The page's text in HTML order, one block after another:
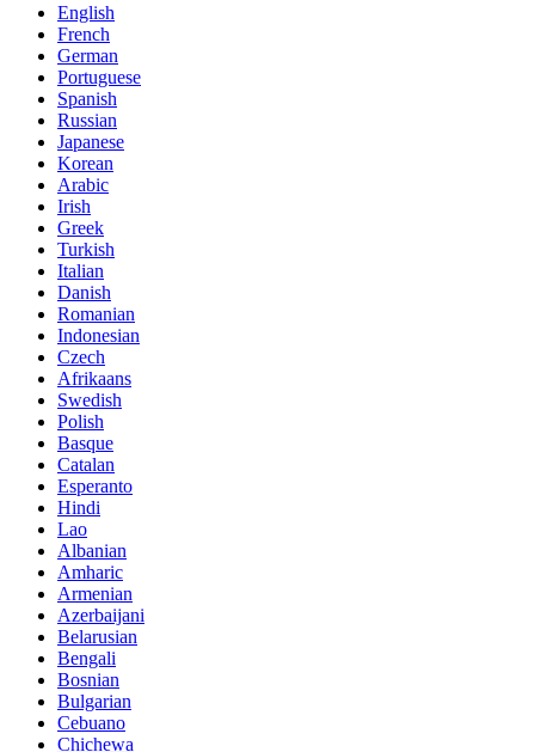
English
French
German
Portuguese
Spanish
Russian
Japanese
Korean
Arabic
Irish
Greek
Turkish
Italian
Danish
Romanian
Indonesian
Czech
Afrikaans
Swedish
Polish
Basque
Catalan
Esperanto
Hindi
Lao
Albanian
Amharic
Armenian
Azerbaijani
Belarusian
Bengali
Bosnian
Bulgarian
Cebuano
Chichewa